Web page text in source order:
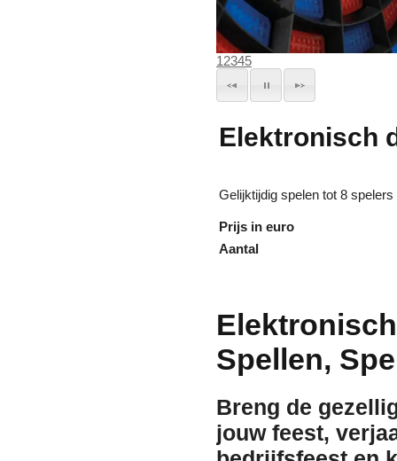
12345
Elektronisch
Gelijktijdig spelen tot 8
Prijs in euro
Aantal
Spellen,
Breng de
jouw feest,